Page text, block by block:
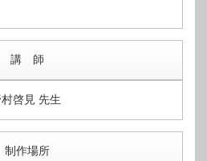
講 師
啓見 先生
制作場所